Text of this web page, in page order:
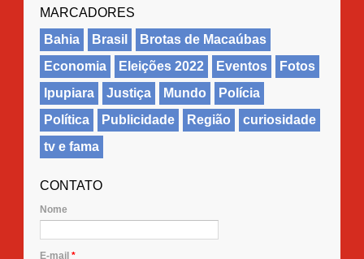
MARCADORES
Bahia
Brasil
Brotas de Macaúbas
Economia
Eleições 2022 Eventos
Fotos
Ipupiara
Justiça Mundo
Polícia
Política
Publicidade Região
curiosidade
tv e fama
CONTATO
Nome
E-mail *